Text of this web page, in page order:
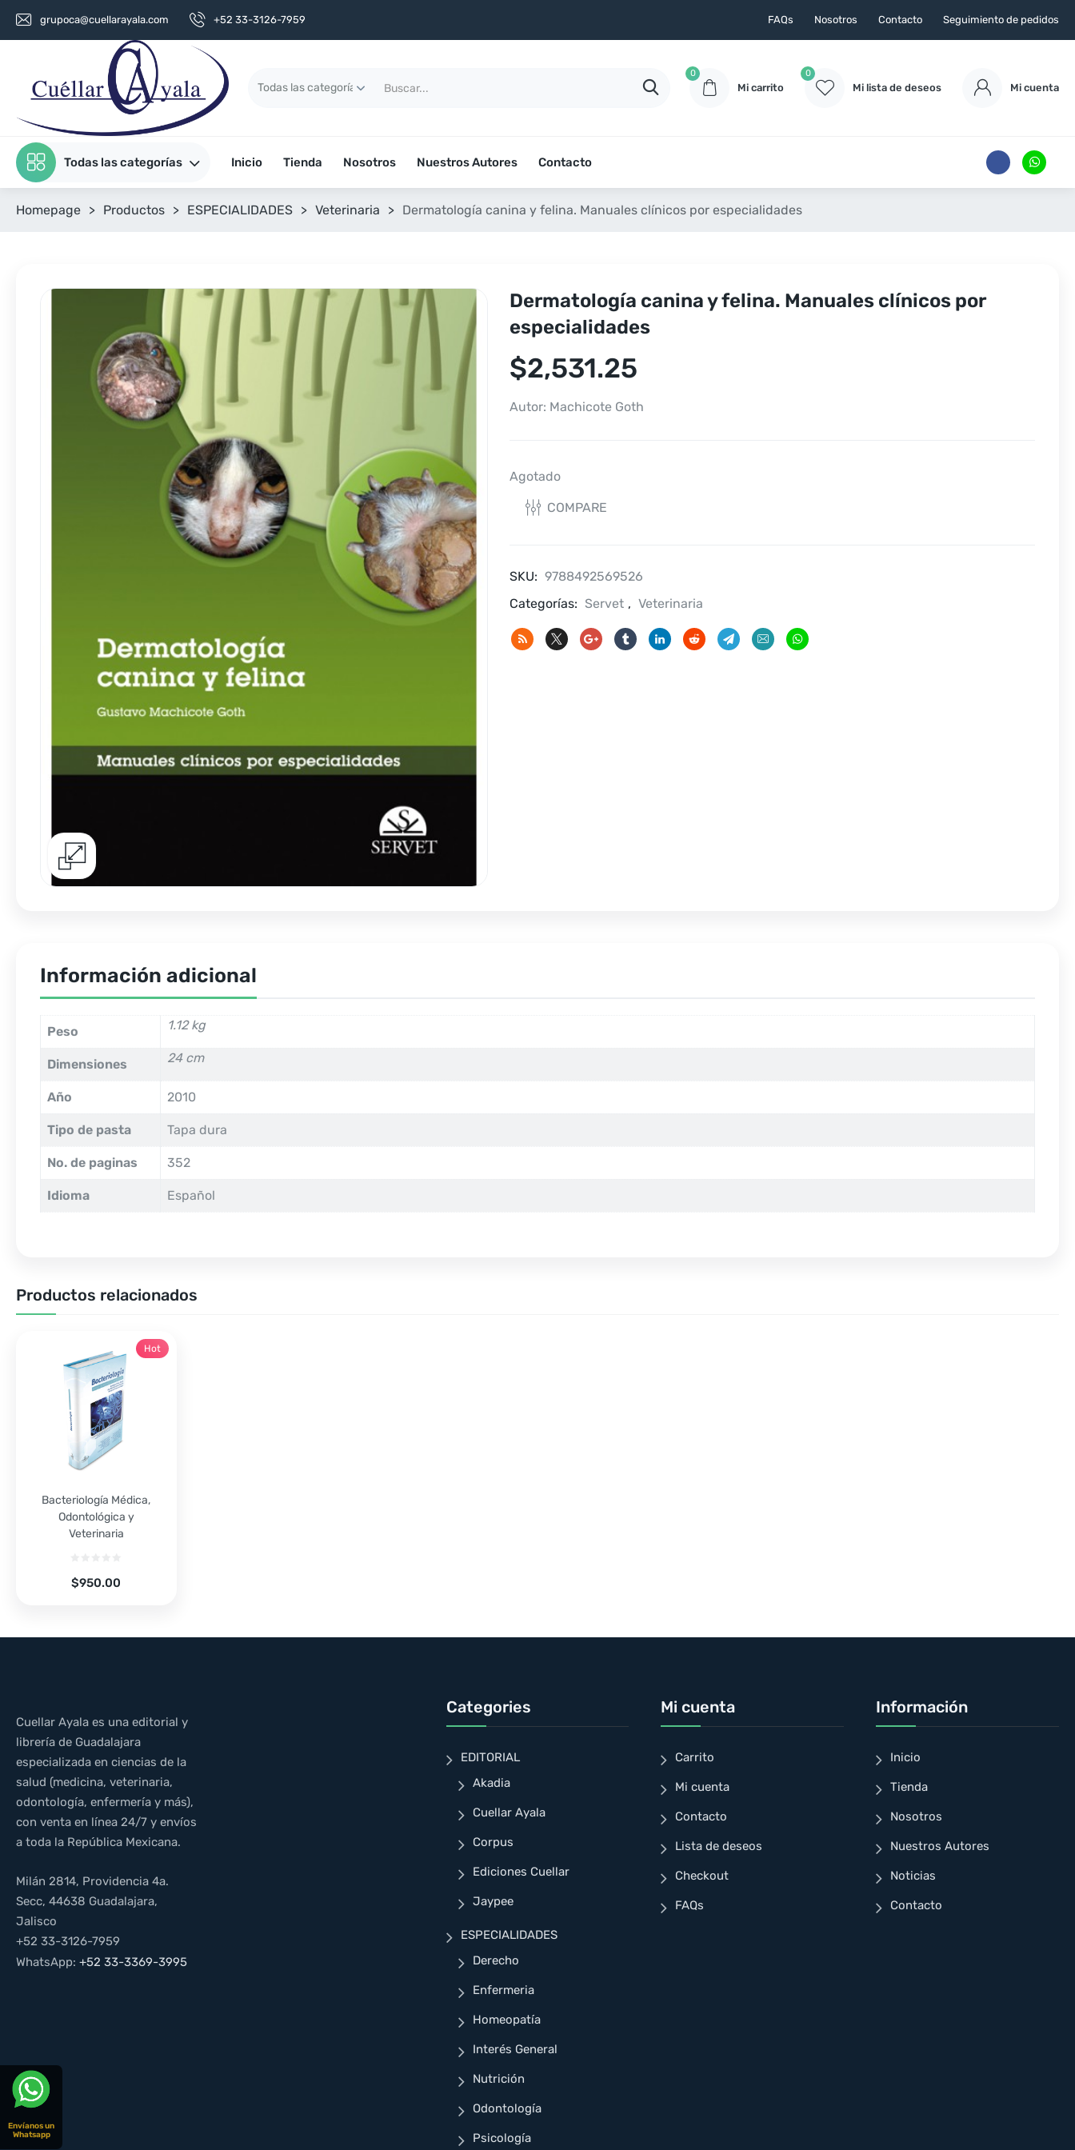
grupoca@cuellarayala.com +52 33-3126-7959 FAQs Nosotros Contacto Seguimiento de pedidos
0
Mi carrito
0
Mi lista de deseos Mi cuenta
Todas las categorías Inicio Tienda Nosotros Nuestros Autores Contacto
Homepage > Productos > ESPECIALIDADES > Veterinaria > Dermatología canina y felina. Manuales clínicos por especialidades
Dermatología canina y felina. Manuales clínicos por
especialidades
$2,531.25
Autor: Machicote Goth
Agotado
COMPARE
SKU: 9788492569526
Categorías: Servet , Veterinaria
Información adicional
Peso 1.12 kg
Dimensiones 24 cm
Año 2010
Tipo de pasta Tapa dura
No. de paginas 352
Idioma Español
Productos relacionados
Bacteriología Médica,
Odontológica y
Veterinaria
$950.00
Hot
Cuellar Ayala es una editorial y
librería de Guadalajara
especializada en ciencias de la
salud (medicina, veterinaria,
odontología, enfermería y más),
con venta en línea 24/7 y envíos
a toda la República Mexicana.
Milán 2814, Providencia 4a.
Secc, 44638 Guadalajara,
Jalisco
+52 33-3126-7959
WhatsApp: +52 33-3369-3995
Categories
EDITORIAL
Akadia
Cuellar Ayala
Corpus
Ediciones Cuellar
Jaypee
ESPECIALIDADES
Derecho
Enfermeria
Homeopatía
Interés General
Nutrición
Odontología
Psicología
Mi cuenta
Carrito
Mi cuenta
Contacto
Lista de deseos
Checkout
FAQs
Información
Inicio
Tienda
Nosotros
Nuestros Autores
Noticias
Contacto
Envíanos un
Whatsapp